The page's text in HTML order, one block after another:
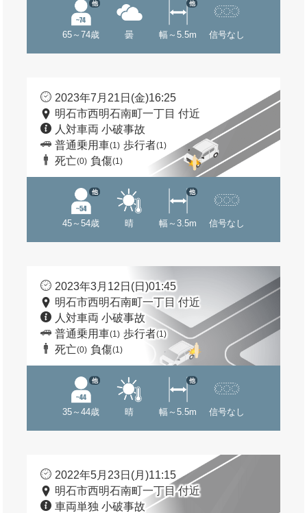
65～74歳
他
曇 幅～5.5m
他
信号なし
2023年7月21日(金)16:25
明石市西明石南町一丁目 付近
人対車両 小破事故
普通乗用車(1) 歩行者(1)
死亡(0) 負傷(1)
45～54歳
他
晴 幅～3.5m
他
信号なし
2023年3月12日(日)01:45
明石市西明石南町一丁目 付近
人対車両 小破事故
普通乗用車(1) 歩行者(1)
死亡(0) 負傷(1)
35～44歳
他
晴 幅～5.5m
他
信号なし
2022年5月23日(月)11:15
明石市西明石南町一丁目 付近
車両単独 小破事故